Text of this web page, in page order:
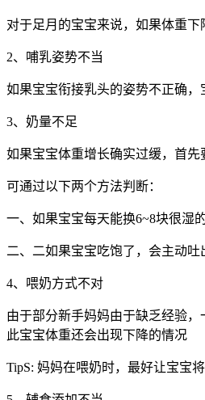
对于足月的宝宝来说，如果体重
2、哺乳姿势不当
如果宝宝衔接乳头的姿势不正确
3、奶量不足
如果宝宝体重增长确实过缓，首
可通过以下两个方法判断：
一、如果宝宝每天能换6~8块很湿
二、二如果宝宝吃饱了，会主动
4、喂奶方式不对
由于部分新手妈妈由于缺乏经验
此宝宝体重还会出现下降的情况
TipS: 妈妈在喂奶时，最好让宝宝